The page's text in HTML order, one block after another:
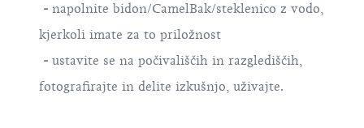
- napolnite bidon/CamelBak/steklenico z vodo,
kjerkoli imate za to priložnost
- ustavite se na počivališčih in razglediščih,
fotografirajte in delite izkušnjo, uživajte.